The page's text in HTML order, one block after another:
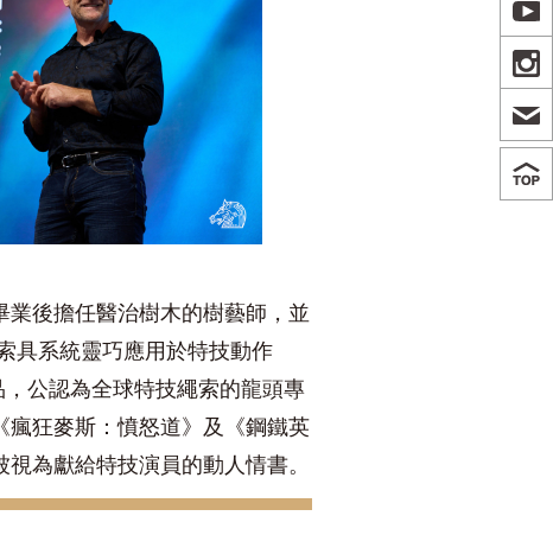
後擔任醫治樹木的樹藝師，並
具系統靈巧應用於特技動作
公認為全球特技繩索的龍頭專
狂麥斯：憤怒道》及《鋼鐵英
為獻給特技演員的動人情書。